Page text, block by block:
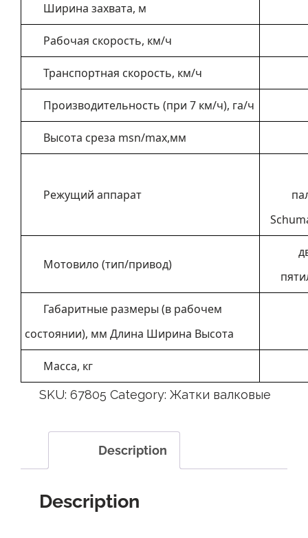
Ширина захвата, м
Рабочая скорость, км/ч
Транспортная скорость, км/ч
Производительность (при 7 км/ч), га/ч
Высота среза msn/max,мм
Режущий аппарат
Мотовило (тип/привод)
Габаритные размеры (в рабочем
состоянии), мм Длина Ширина Высота
Масса, кг
SKU: 67805 Category: Жатки валковые
Description
Description